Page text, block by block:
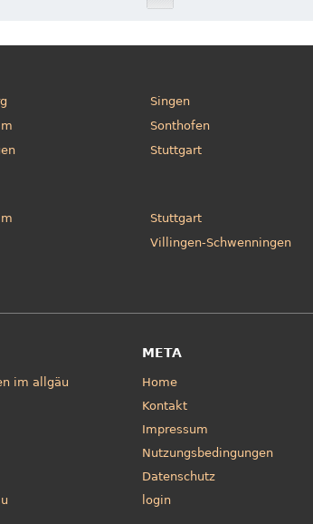
Singen
Sonthofen
Stuttgart
Stuttgart
Villingen-Schwenningen
im allgäu
META
Home
Kontakt
Impressum
Nutzungsbedingungen
Datenschutz
login